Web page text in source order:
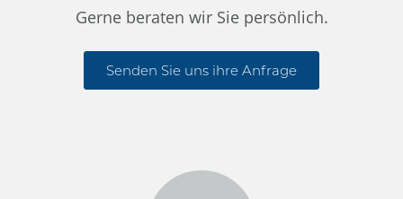
Gerne beraten wir Sie persönlich.
Senden Sie uns ihre Anfrage